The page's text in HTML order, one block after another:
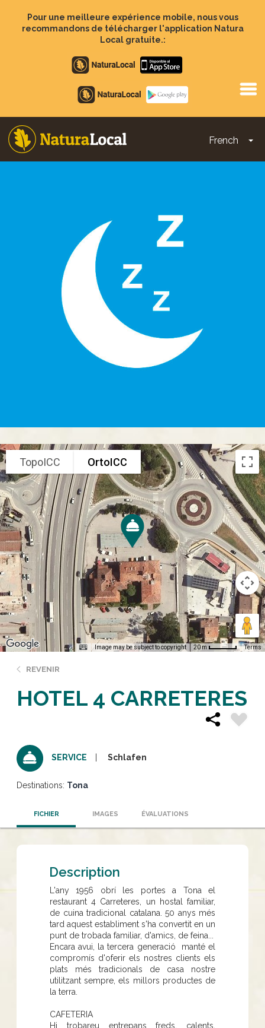
contenu
Pour une meilleure expérience mobile, nous vous
recommandons de télécharger l'application Natura
Local gratuite.:
Apple
store
Google
Play
French
Main
TopoICC OrtoICC
Image may be subject to copyright 20 m Terms
REVENIR
HOTEL 4 CARRETERES
SERVICE Schlafen
Destinations: Tona
FICHIER IMAGES ÉVALUATIONS
Description
L'any 1956 obrí les portes a Tona el
restaurant 4 Carreteres, un hostal familiar,
de cuina tradicional catalana. 50 anys més
tard aquest establiment s'ha convertit en un
punt de trobada familiar, d'amics, de feina...
Encara avui, la tercera generació manté el
compromís d'oferir els nostres clients els
plats més tradicionals de casa nostre
utilitzant sempre, els millors productes de
la terra.
CAFETERIA
Hi trobareu entrepans freds, calents,